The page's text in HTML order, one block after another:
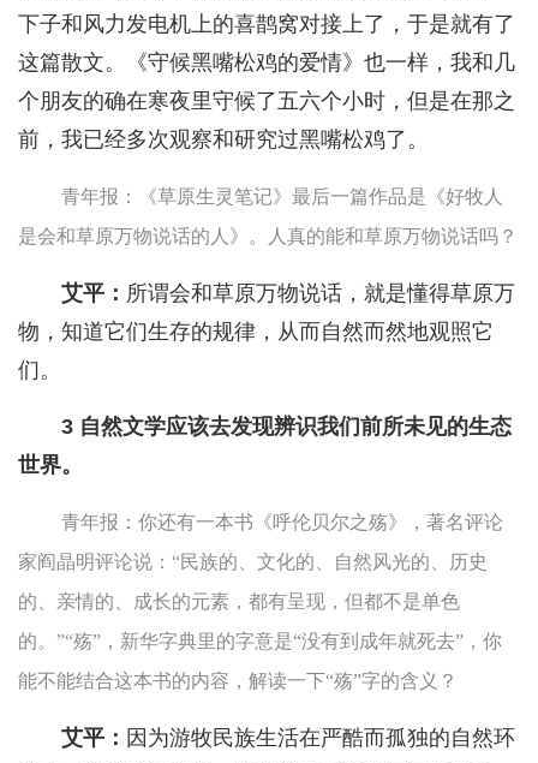
下子和风力发电机上的喜鹊窝对接上了，于是就有了
这篇散文。《守候黑嘴松鸡的爱情》也一样，我和几
个朋友的确在寒夜里守候了五六个小时，但是在那之
前，我已经多次观察和研究过黑嘴松鸡了。
青年报：《草原生灵笔记》最后一篇作品是《好牧人
是会和草原万物说话的人》。人真的能和草原万物说话吗？
艾平： 所谓会和草原万物说话，就是懂得草原万
物，知道它们生存的规律，从而自然而然地观照它
们。
3 自然文学应该去发现辨识我们前所未见的生态
世界。
青年报：你还有一本书《呼伦贝尔之殇》，著名评论
家阎晶明评论说：“民族的、文化的、自然风光的、历史
的、亲情的、成长的元素，都有呈现，但都不是单色
的。”“殇”，新华字典里的字意是“没有到成年就死去”，你
能不能结合这本书的内容，解读一下“殇”字的含义？
艾平： 因为游牧民族生活在严酷而孤独的自然环